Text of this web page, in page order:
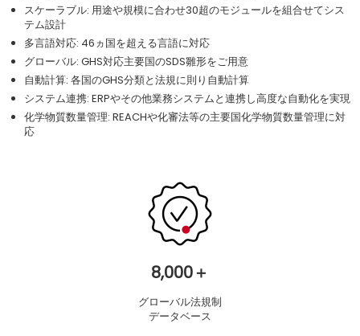
スケーラブル: 用途や規模に合わせ30超のモジュールを組合せてシス
テム設計
多言語対応: 46ヵ国を超える言語に対応
グローバル: GHS対応主要国のSDS雛形をご用意
自動計算: 各国のGHS分類と法規に則り自動計算
システム連携: ERPやその他業務システムと連携し高度な自動化を実現
化学物質数量管理: REACHや化審法等の主要国化学物質数量管理に対
応
8,000＋
グローバル法規制
データベース